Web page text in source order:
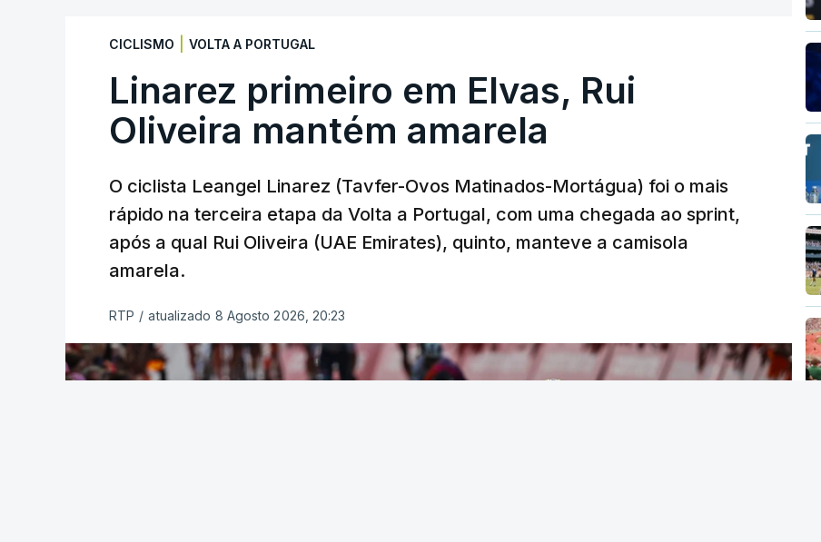
CICLISMO VOLTA A PORTUGAL
Linarez primeiro em Elvas, Rui
Oliveira mantém amarela
O ciclista Leangel Linarez (Tavfer-Ovos Matinados-Mortágua) foi o mais
rápido na terceira etapa da Volta a Portugal, com uma chegada ao sprint,
após a qual Rui Oliveira (UAE Emirates), quinto, manteve a camisola
amarela.
RTP / atualizado 8 Agosto 2026, 20:23